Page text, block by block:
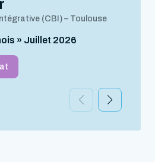
(CBI) – Toulouse
» Juillet 2026